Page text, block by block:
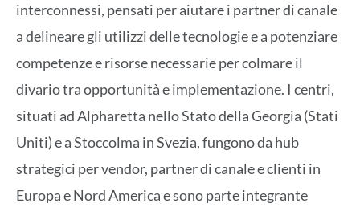
interconnessi, pensati per aiutare i partner di canale
a delineare gli utilizzi delle tecnologie e a potenziare
competenze e risorse necessarie per colmare il
divario tra opportunità e implementazione. I centri,
situati ad Alpharetta nello Stato della Georgia (Stati
Uniti) e a Stoccolma in Svezia, fungono da hub
strategici per vendor, partner di canale e clienti in
Europa e Nord America e sono parte integrante